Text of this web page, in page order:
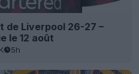
de Liverpool 26-27 –
le 12 août
5h